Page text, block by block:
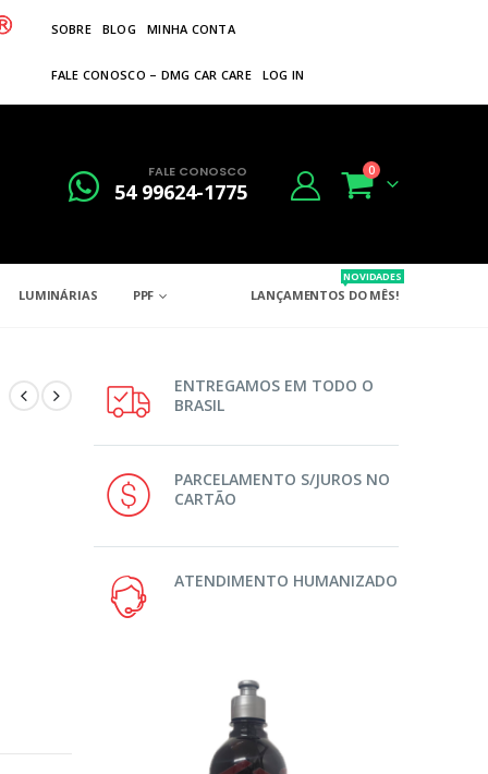
SOBRE BLOG MINHA CONTA
FALE CONOSCO – DMG CAR CARE LOG IN
FALE CONOSCO
54 99624-1775
0
LUMINÁRIAS PPF LANÇAMENTOS DO MÊS!
NOVIDADES
ENTREGAMOS EM TODO O
BRASIL
PARCELAMENTO S/JUROS NO
CARTÃO
ATENDIMENTO HUMANIZADO